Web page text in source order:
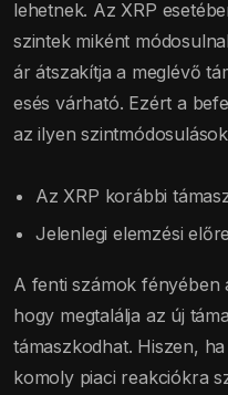
lehetnek. Az XRP
szintek miként
ár átszakítja a meglévő
esés várható. Ezért a
az ilyen
Az XRP korábbi
Jelenlegi elemzési
A fenti számok fényében
hogy megtalálja az új
támaszkodhat. Hiszen,
komoly piaci reakciókra